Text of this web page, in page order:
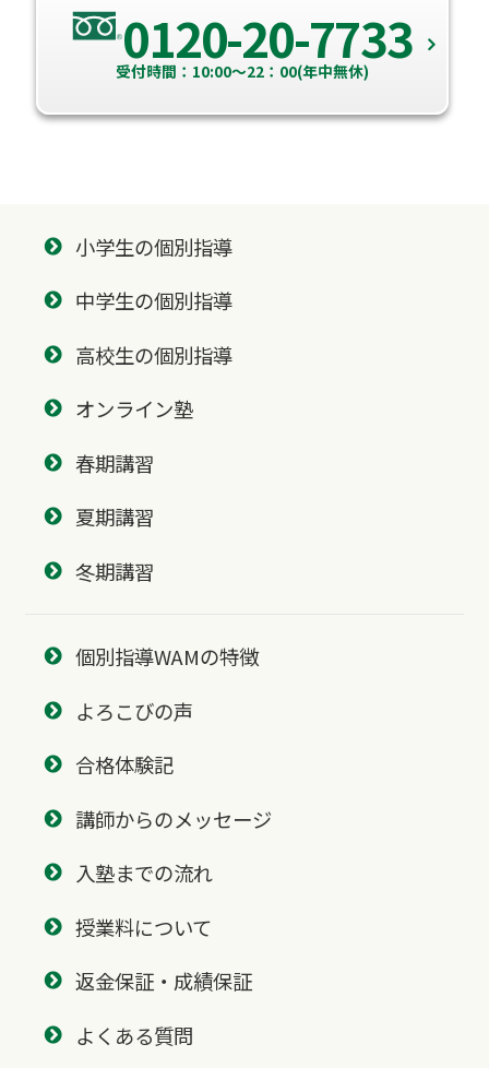
0120-20-7733
受付時間：10:00～22：00(年中無休)
小学生の個別指導
中学生の個別指導
高校生の個別指導
オンライン塾
春期講習
夏期講習
冬期講習
個別指導WAMの特徴
よろこびの声
合格体験記
講師からのメッセージ
入塾までの流れ
授業料について
返金保証・成績保証
よくある質問